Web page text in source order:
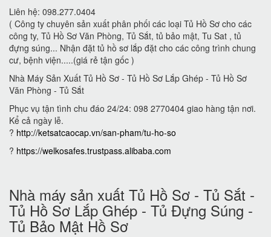
Liên hệ: 098.277.0404
( Công ty chuyên sản xuất phân phối các loại Tủ Hồ Sơ cho các
công ty, Tủ Hồ Sơ Văn Phòng, Tủ Sắt, tủ bảo mật, Tu Sat , tủ
đựng súng... Nhận đặt tủ hồ sơ lắp đặt cho các công trình chung
cư, bệnh viện.....(giá rẻ tận gốc )
Nhà Máy Sản Xuất Tủ Hồ Sơ - Tủ Hồ Sơ Lắp Ghép - Tủ Hồ Sơ
Văn Phòng - Tủ Sắt
Phục vụ tận tình chu đáo 24/24: 098 2770404 giao hàng tận nơi.
Kể cả ngày lễ.
? http://ketsatcaocap.vn/san-pham/tu-ho-so
? https://welkosafes.trustpass.alibaba.com
Nhà máy sản xuất Tủ Hồ Sơ - Tủ Sắt -
Tủ Hồ Sơ Lắp Ghép - Tủ Đựng Súng -
Tủ Bảo Mật Hồ Sơ